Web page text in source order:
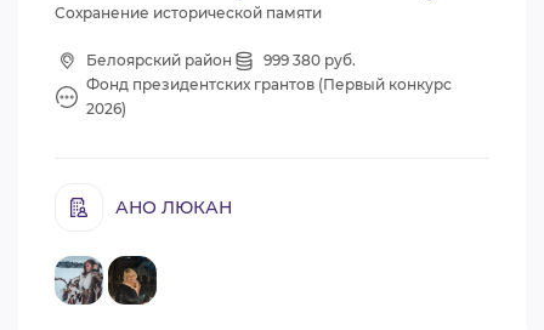
Сохранение исторической памяти
Белоярский район
999 380 руб.
Фонд президентских грантов (Первый конкурс
2026)
АНО ЛЮКАН